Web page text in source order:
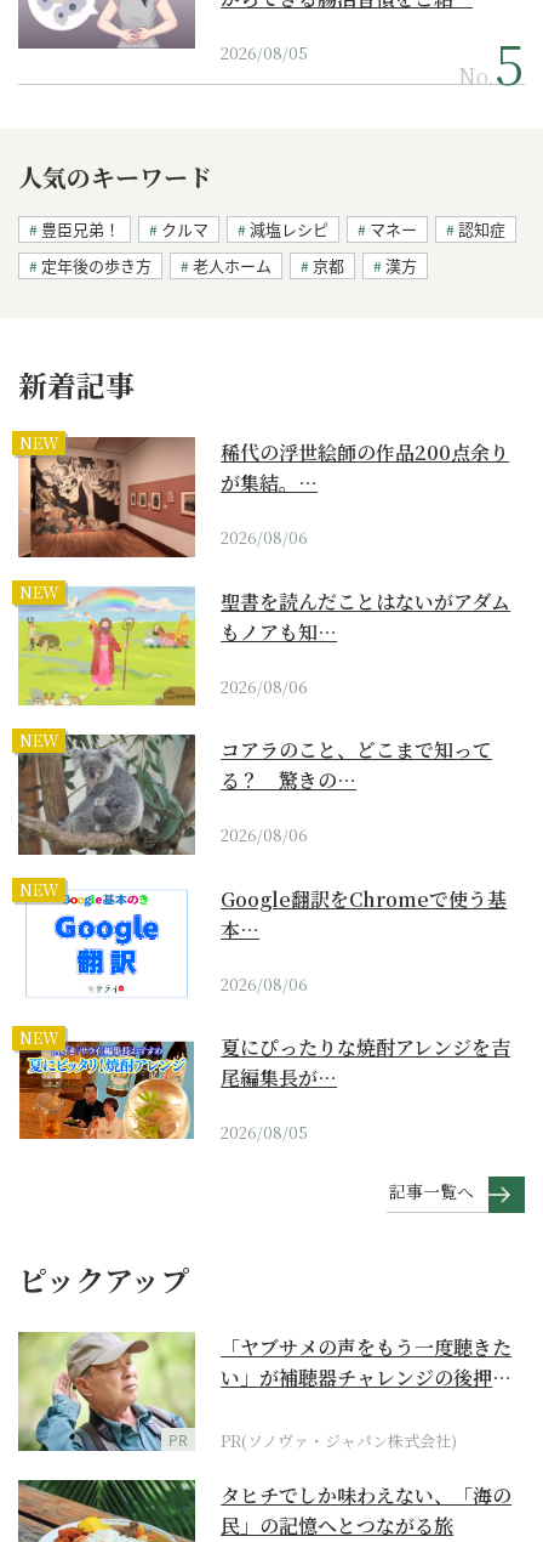
2026/08/05
No.
人気のキーワード
豊臣兄弟！ クルマ 減塩レシピ マネー
認知症
定年後の歩き方
老人ホーム 京都 漢方
新着記事
NEW
稀代の浮世絵師の作品200点余り
が集結。…
2026/08/06
NEW
聖書を読んだことはないがアダム
もノアも知…
2026/08/06
NEW
コアラのこと、どこまで知って
る？ 驚きの…
2026/08/06
NEW
Google翻訳をChromeで使う基
本…
2026/08/06
NEW
夏にぴったりな焼酎アレンジを吉
尾編集長が…
2026/08/05
記事一覧へ
ピックアップ
PR
「ヤブサメの声をもう一度聴きた
い」が補聴器チャレンジの後押し
PR(ソノヴァ・ジャパン株式会社)
タヒチでしか味わえない、「海の
民」の記憶へとつながる旅